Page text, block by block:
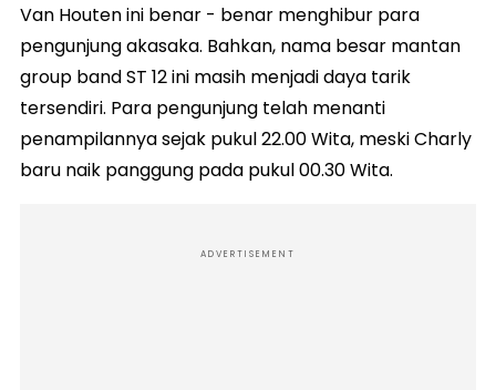
Van Houten ini benar - benar menghibur para
pengunjung akasaka. Bahkan, nama besar mantan
group band ST 12 ini masih menjadi daya tarik
tersendiri. Para pengunjung telah menanti
penampilannya sejak pukul 22.00 Wita, meski Charly
baru naik panggung pada pukul 00.30 Wita.
ADVERTISEMENT